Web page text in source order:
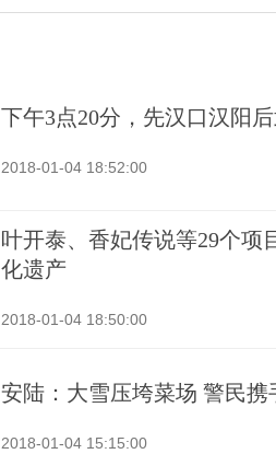
下午3点20分，先汉口汉阳
2018-01-04 18:52:00
叶开泰、香妃传说等29个项
化遗产
2018-01-04 18:50:00
安陆：大雪压垮菜场 警民携
2018-01-04 15:15:00